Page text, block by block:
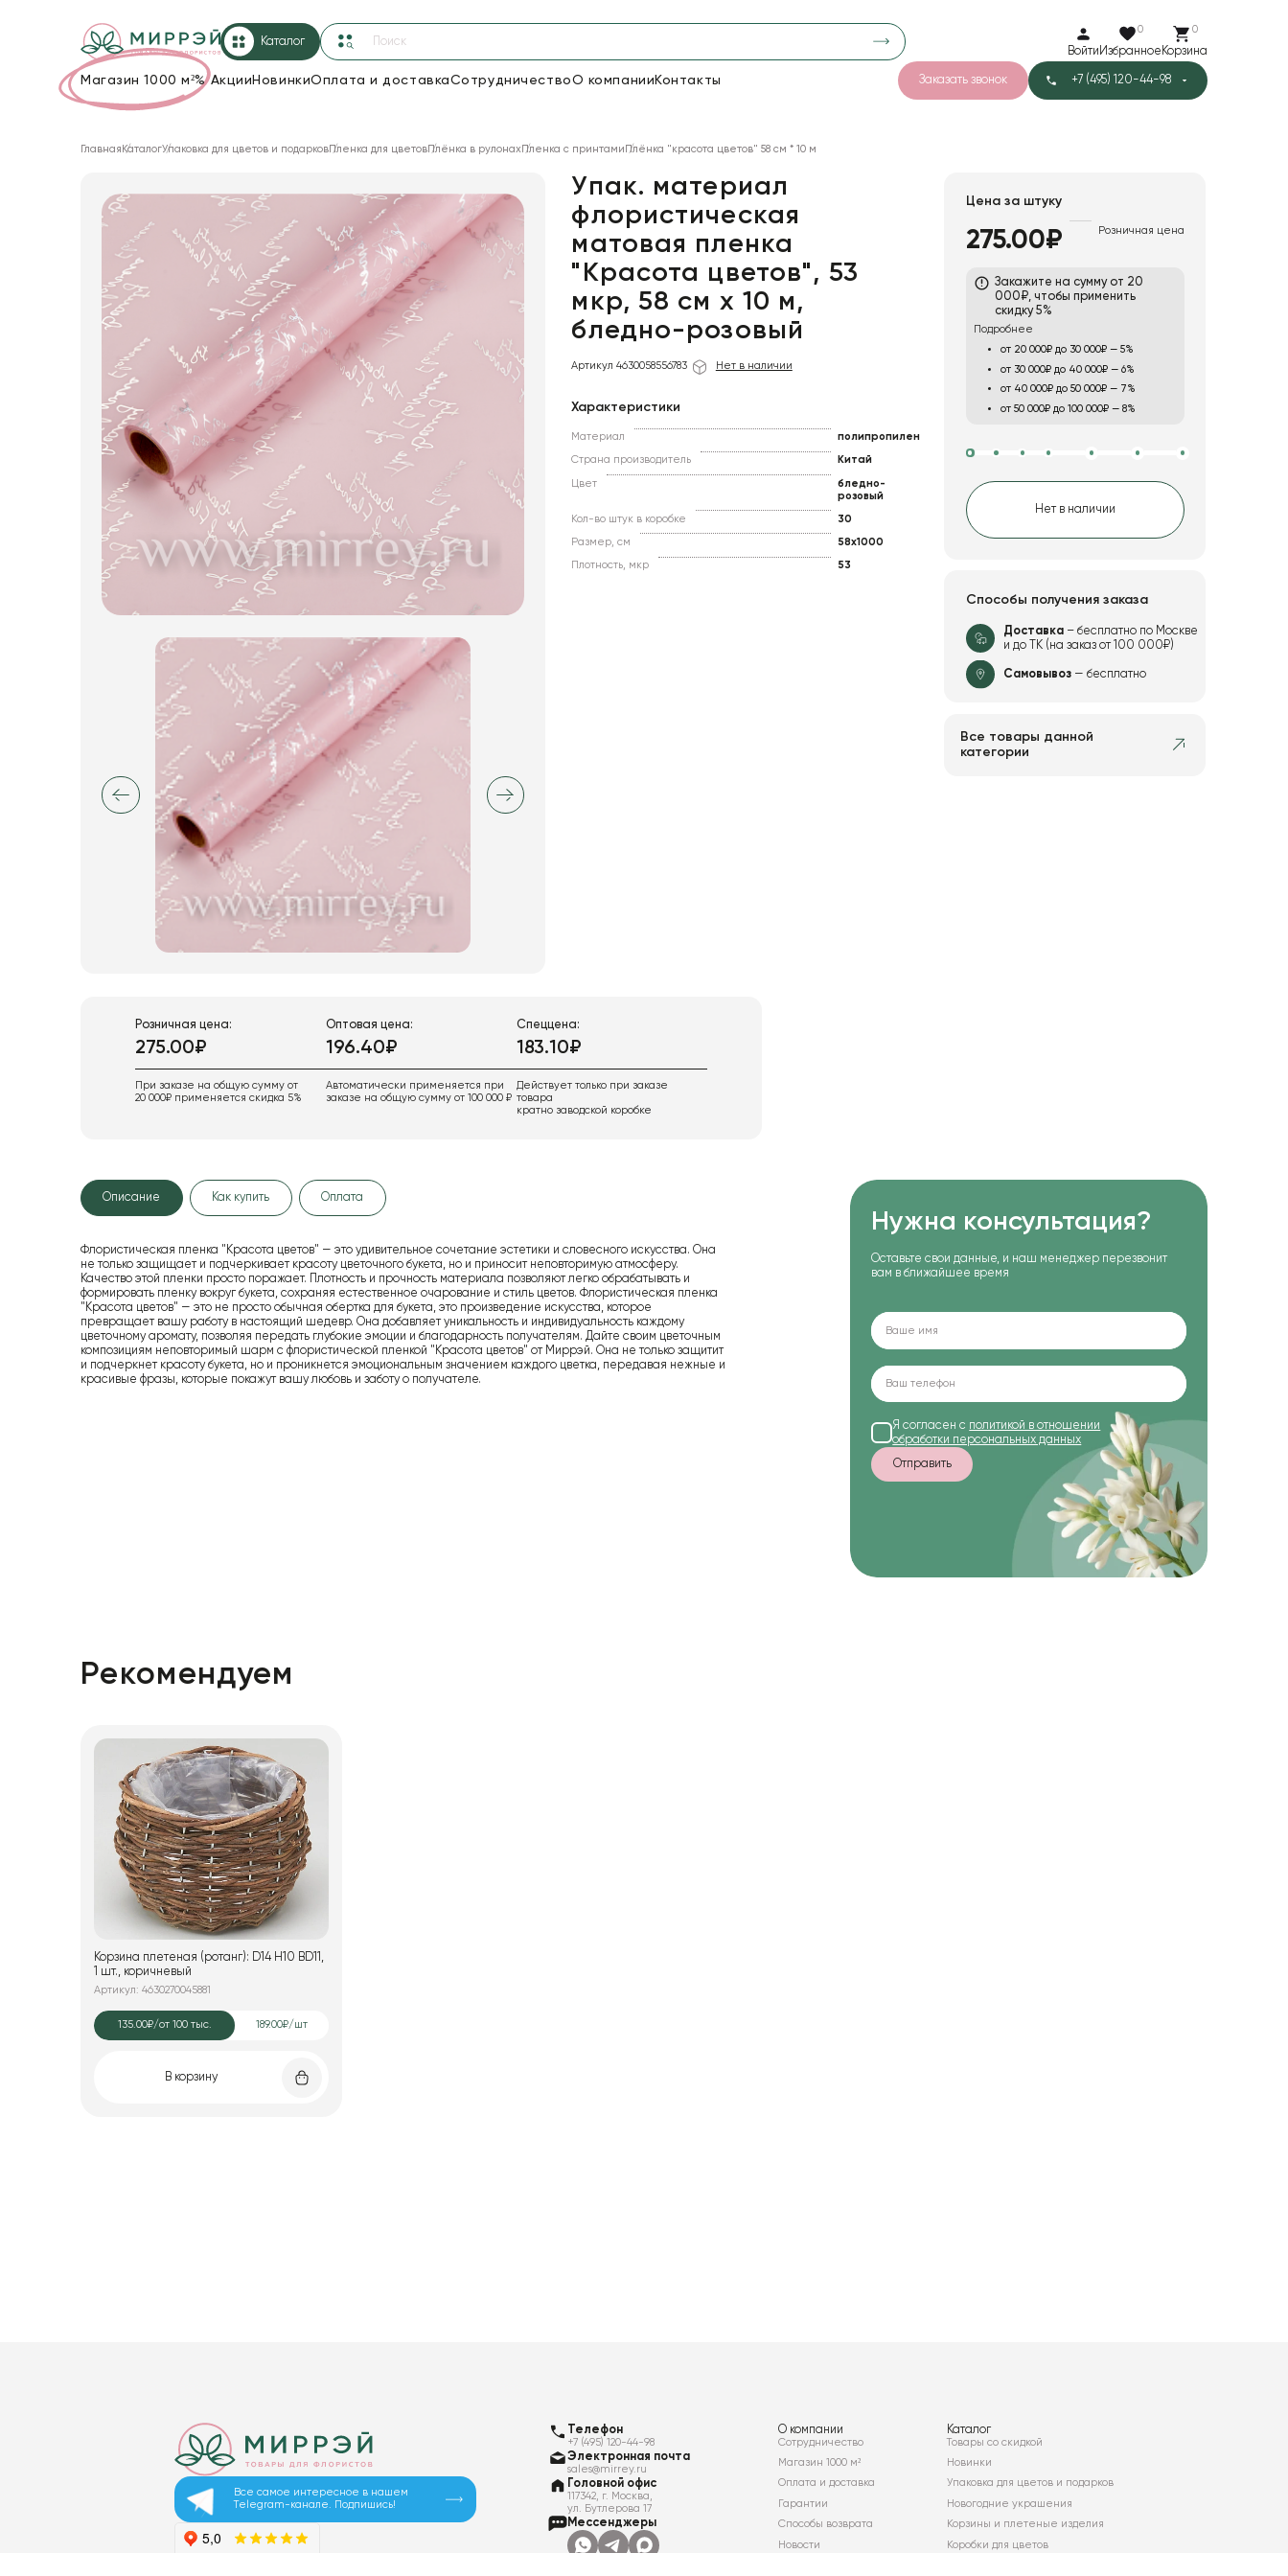
Каталог
Войти
0
Избранное
0
Корзина
Магазин 1000 м²%Акции НовинкиОплата и доставкаСотрудничествоО компании Контакты Заказать звонок +7 (495) 120-44-98
прозрачная
18
Сетка 6
Корзины и плетеные изделия
Коробки для цветов
Декор для дома
Лента
Товары для флористов
Пакеты для цветов и подарков
Искусственные цветы и растения
Декоративные вазы, кашпо
Фоамиран
Свечи
Игрушки мягкие
Изделия из металла
Главная КаталогУпаковка для цветов и подарковПленка для цветовПлёнка в рулонахПленка с принтами Плёнка "красота цветов" 58 см * 10 м
Упак. материал
флористическая
матовая пленка
"Красота цветов", 53
мкр, 58 см х 10 м,
бледно-розовый
Артикул 4630058556783 Нет в наличии
Характеристики
Материал полипропилен
Страна производитель Китай
Цвет
бледно-
розовый
Кол-во штук в коробке 30
Размер, см 58x1000
Плотность, мкр 53
Розничная цена:
275.00₽
При заказе на общую сумму от
20 000₽ применяется скидка 5%
Оптовая цена:
196.40₽
Автоматически применяется при
заказе на общую сумму от 100 000 ₽
Спеццена:
183.10₽
Действует только при заказе
товара
кратно заводской коробке
Цена за штуку
275.00₽ Розничная цена
Закажите на сумму от 20
000₽, чтобы применить
скидку 5%
Подробнее
от 20 000₽ до 30 000₽ — 5%
от 30 000₽ до 40 000₽ — 6%
от 40 000₽ до 50 000₽ — 7%
от 50 000₽ до 100 000₽ — 8%
Нет в наличии
Способы получения заказа
Доставка– бесплатно по Москве
и до ТК (на заказ от 100 000₽)
Самовывоз— бесплатно
Все товары данной
категории
Описание Как купить Оплата
Флористическая пленка "Красота цветов" — это удивительное сочетание эстетики и словесного искусства. Она
не только защищает и подчеркивает красоту цветочного букета, но и приносит неповторимую атмосферу.
Качество этой пленки просто поражает. Плотность и прочность материала позволяют легко обрабатывать и
формировать пленку вокруг букета, сохраняя естественное очарование и стиль цветов. Флористическая пленка
"Красота цветов" — это не просто обычная обертка для букета, это произведение искусства, которое
превращает вашу работу в настоящий шедевр. Она добавляет уникальность и индивидуальность каждому
цветочному аромату, позволяя передать глубокие эмоции и благодарность получателям. Дайте своим цветочным
композициям неповторимый шарм с флористической пленкой "Красота цветов" от Миррэй. Она не только защитит
и подчеркнет красоту букета, но и проникнется эмоциональным значением каждого цветка, передавая нежные и
красивые фразы, которые покажут вашу любовь и заботу о получателе.
Нужна консультация?
Оставьте свои данные, и наш менеджер перезвонит
вам в ближайшее время
Я согласен с политикой в отношении
обработки персональных данных
Отправить
Рекомендуем
Корзина плетеная (ротанг): D14 H10 BD11,
1 шт., коричневый
Артикул: 4630270045881
135.00₽/от 100 тыс. 189.00₽/шт
В корзину
Все самое интересное в нашем
Telegram-канале. Подпишись!
Телефон
+7 (495) 120-44-98
Электронная почта
sales@mirrey.ru
Головной офис
117342, г. Москва,
ул. Бутлерова 17
Мессенджеры
О компании
Сотрудничество
Магазин 1000 м²
Оплата и доставка
Гарантии
Способы возврата
Новости
Каталог
Товары со скидкой
Новинки
Упаковка для цветов и подарков
Новогодние украшения
Корзины и плетеные изделия
Коробки для цветов